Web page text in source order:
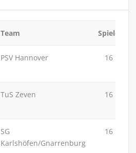
Team Spiele
PSV Hannover 16
TuS Zeven 16
SG
Karlshöfen/Gnarrenburg
16